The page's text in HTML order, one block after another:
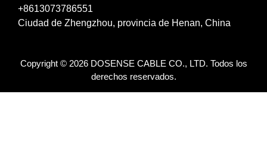
+8613073786551
Ciudad de Zhengzhou, provincia de Henan, China
Copyright © 2026 DOSENSE CABLE CO., LTD. Todos los
derechos reservados.